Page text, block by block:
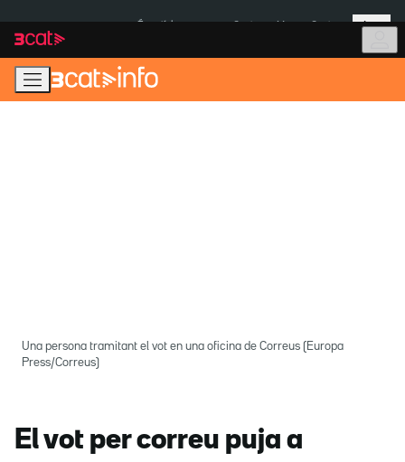
navegació
principal
contingut
Més
Una persona tramitant el vot en una oficina de Correus (Europa
Press/Correus)
El vot per correu puja a